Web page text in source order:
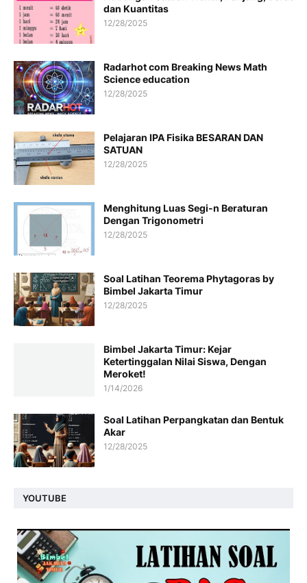
dan Kuantitas
12/28/2025
Radarhot com Breaking News Math
Science education
12/28/2025
Pelajaran IPA Fisika BESARAN DAN
SATUAN
12/28/2025
Menghitung Luas Segi-n Beraturan
Dengan Trigonometri
12/28/2025
Soal Latihan Teorema Phytagoras by
Bimbel Jakarta Timur
12/28/2025
Bimbel Jakarta Timur: Kejar
Ketertinggalan Nilai Siswa, Dengan
Meroket!
1/14/2026
Soal Latihan Perpangkatan dan Bentuk
Akar
12/28/2025
YOUTUBE